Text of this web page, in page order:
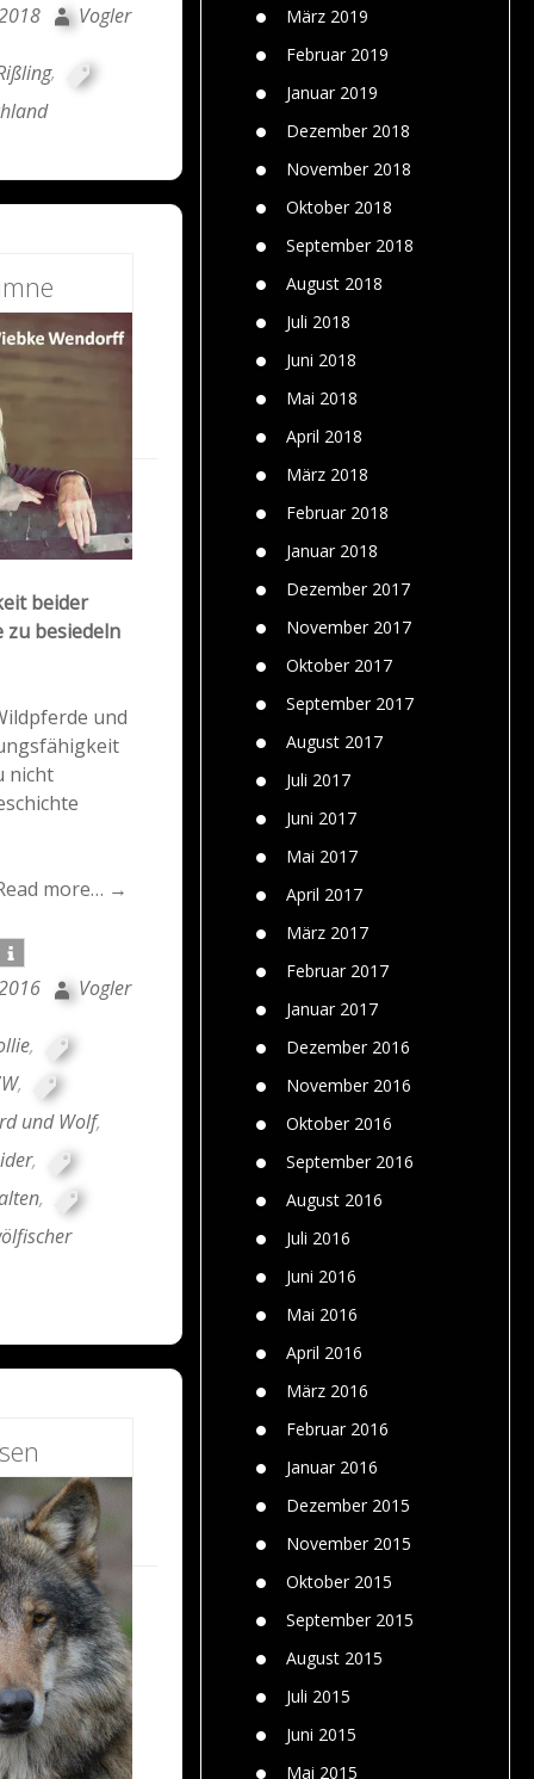
März 2019
Februar 2019
Januar 2019
Dezember 2018
November 2018
Oktober 2018
September 2018
August 2018
Juli 2018
Juni 2018
Mai 2018
April 2018
März 2018
Februar 2018
Januar 2018
Dezember 2017
November 2017
Oktober 2017
September 2017
August 2017
Juli 2017
Juni 2017
Mai 2017
April 2017
März 2017
Februar 2017
Januar 2017
Dezember 2016
November 2016
Oktober 2016
September 2016
August 2016
Juli 2016
Juni 2016
Mai 2016
April 2016
März 2016
Februar 2016
Januar 2016
Dezember 2015
November 2015
Oktober 2015
September 2015
August 2015
Juli 2015
Juni 2015
Mai 2015
Vogler
,
beider
zu besiedeln
und
nicht
more… →
Vogler
,
,
und Wolf,
,
,